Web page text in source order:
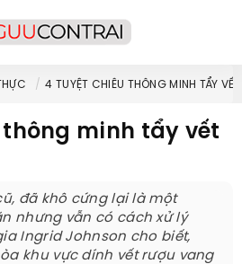
4 TUYỆT CHIÊU THÔNG MINH TẨY
minh tẩy vết
đã khô cứng lại là một
nhưng vẫn có cách xử lý
Ingrid Johnson cho biết,
khu vực dính vết rượu vang